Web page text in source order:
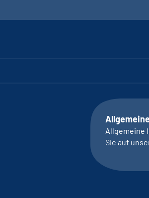
Allgemeine
Sie auf